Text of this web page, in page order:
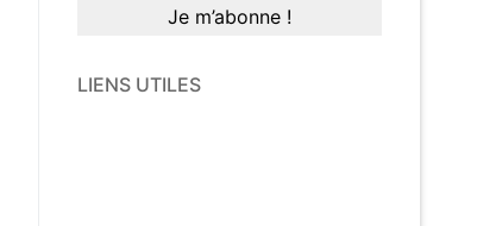
LIENS UTILES